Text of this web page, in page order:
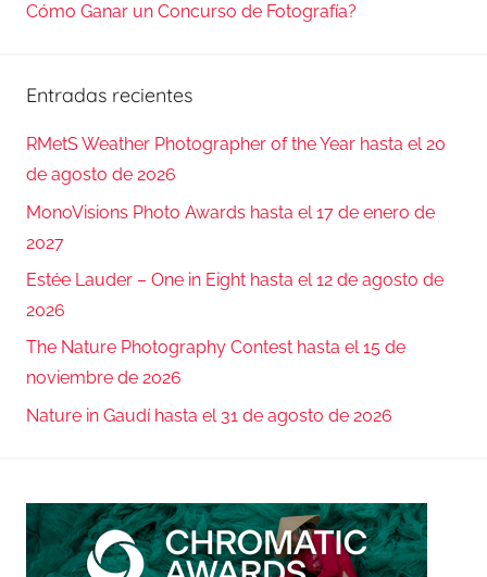
Cómo Ganar un Concurso de Fotografía?
Entradas recientes
RMetS Weather Photographer of the Year hasta el 20
de agosto de 2026
MonoVisions Photo Awards hasta el 17 de enero de
2027
Estée Lauder – One in Eight hasta el 12 de agosto de
2026
The Nature Photography Contest hasta el 15 de
noviembre de 2026
Nature in Gaudí hasta el 31 de agosto de 2026